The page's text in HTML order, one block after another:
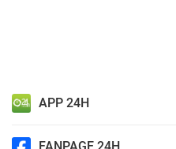
APP 24H